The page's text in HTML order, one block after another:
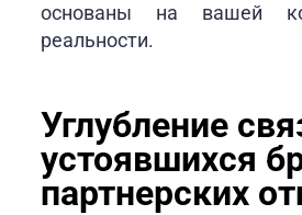
основаны на вашей
реальности.
Углубление
устоявшихся
партнерских